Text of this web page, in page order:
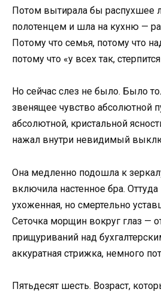
Потом вытирала бы распухшее
полотенцем и шла на кухню —
Потому что семья, потому что
потому что «у всех так,
Но сейчас слез не было. Было
звенящее чувство абсолютной
абсолютной, кристальной
нажал внутри невидимый
Она медленно подошла к
включила настенное бра.
ухоженная, но смертельно
Сеточка морщин вокруг глаз —
прищуриваний над
аккуратная стрижка, немного
Пятьдесят шесть. Возраст,